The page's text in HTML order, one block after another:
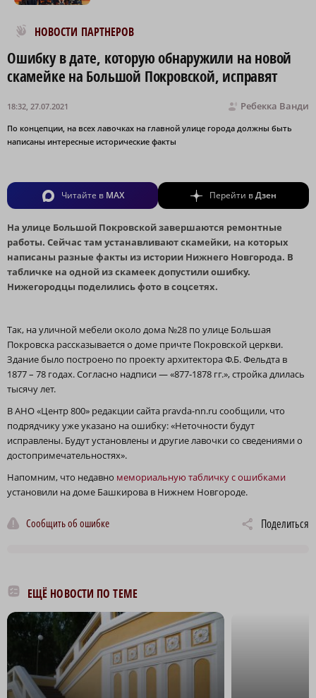
НОВОСТИ ПАРТНЕРОВ
Новости МирТесен
Ошибку в дате, которую обнаружили на новой
скамейке на Большой Покровской, исправят
Ребекка Ванди
18:32, 27.07.2021
По концепции, на всех лавочках на главной улице города должны быть
написаны интересные исторические факты
Читайте в MAX Перейти вДзен
На улице Большой Покровской завершаются ремонтные
работы. Сейчас там устанавливают скамейки, на которых
написаны разные факты из истории Нижнего Новгорода. В
табличке на одной из скамеек допустили ошибку.
Нижегородцы поделились фото в соцсетях.
Так, на уличной мебели около дома №28 по улице Большая
Покровска рассказывается о доме причте Покровской церкви.
Здание было построено по проекту архитектора Ф.Б. Фельдта в
1877 – 78 годах. Согласно надписи — «877‑1878 гг.», стройка длилась
тысячу лет.
В АНО «Центр 800» редакции сайта pravda-nn.ru сообщили, что
подрядчику уже указано на ошибку: «Неточности будут
исправлены. Будут установлены и другие лавочки со сведениями о
достопримечательностях».
Напомним, что недавно мемориальную табличку с ошибками
установили на доме Башкирова в Нижнем Новгороде.
Сообщить об ошибке Поделиться
ЕЩЁ НОВОСТИ ПО ТЕМЕ